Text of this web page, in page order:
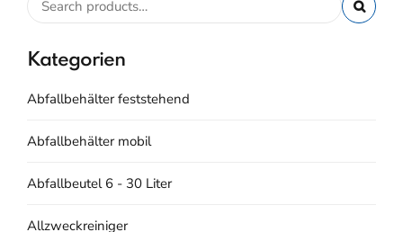
Kategorien
Abfallbehälter feststehend
Abfallbehälter mobil
Abfallbeutel 6 - 30 Liter
Allzweckreiniger